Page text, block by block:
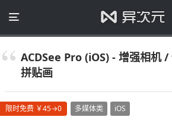
ACDSee Pro (iOS) - 增强相机
拼贴画
限时免费 ￥45→0 多媒体类 iOS